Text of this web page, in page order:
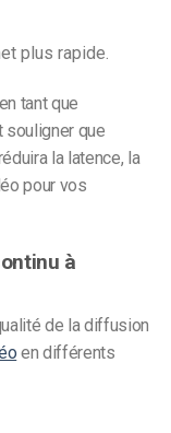
plus rapide.
tant que
souligner que
la latence, la
pour vos
à
de la diffusion
en différents